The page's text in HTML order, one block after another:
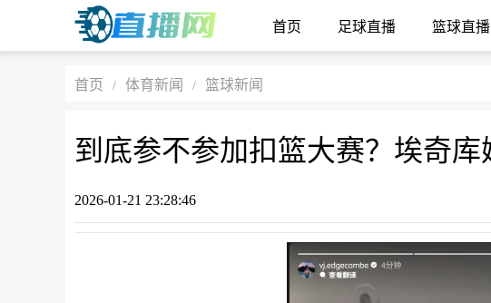
首页 足球直播 篮球直播
首页 / 体育新闻 / 篮球新闻
2026-01-21 23:28:46